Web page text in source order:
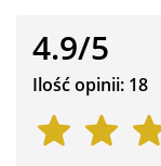
4.9/5
Ilość opinii: 18